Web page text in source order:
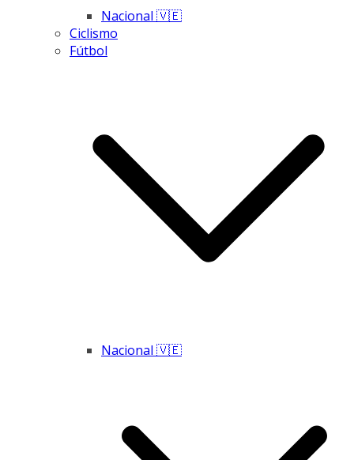
Nacional 🇻🇪
Ciclismo
Fútbol
Nacional 🇻🇪